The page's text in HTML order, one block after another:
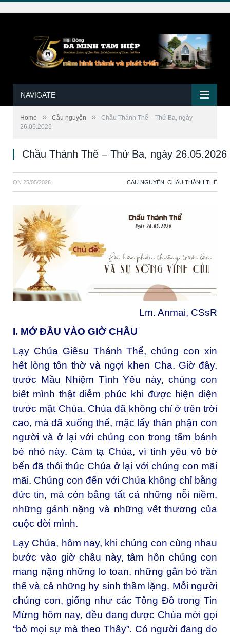
NAVIGATE
Home » Cầu nguyện »
Chầu Thánh Thể – Thứ Ba, ngày
26.05.2026
Chầu Thánh Thể – Thứ Ba, ngày 26.05.2026
ON 25/05/2026 CẦU NGUYỆN CHẦU THÁNH THỂ
Lm. Anmai, CSsR
I. MỞ ĐẦU VÀO GIỜ CHẦU
Lạy Chúa Giêsu Thánh Thể, chúng con xin
hết lòng tôn thờ và ngợi khen Cha. Giờ đây,
trước Mầu Nhiệm Tình Yêu này, chúng con
biết mình thật diễm phúc khi được hiện diện
trước mặt Chúa. Chúa đã không chỉ ở trên trời
cao, mà đã xuống thế, mặc lấy thân phận con
người và ở lại với chúng con trong tấm bánh
bé nhỏ này. Cảm tạ Chúa, vì tình yêu vô bờ
bến đã thôi thúc Chúa ở lại với chúng con mãi
mãi. Chúng con đến với Chúa không chỉ bằng
đức tin, mà còn bằng tất cả những nỗi niềm,
những gánh nặng và những vết thương của
cuộc đời mình.
Lạy Chúa, hôm nay, khi chúng con cùng nhau
bước vào giờ chầu này, tâm hồn chúng con
mang nặng những lo toan, những gắn bó trần
thế và cả những hy sinh thầm lặng. Mỗi người
chúng con, giống như các Tông Đồ trong Tin
Mừng hôm nay, đều đang được Chúa mời gọi
“bỏ mọi sự mà theo Thầy”. Có người đang do